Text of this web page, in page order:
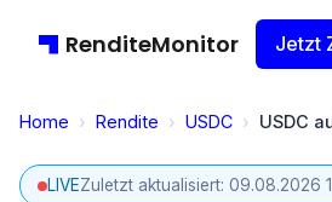
RenditeMonitor Jetzt
Home › Rendite › USDC › USDC
LIVEZuletzt aktualisiert: 09.08.2026